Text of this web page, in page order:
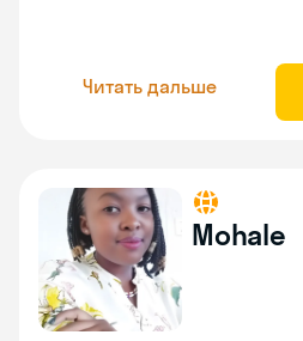
Читать дальше
Mohale